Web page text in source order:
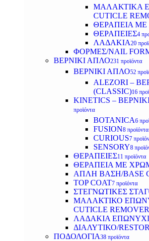
ΜΑΛΑΚΤΙΚΑ
CUTICLE
ΘΕΡΑΠΕΙΑ
ΘΕΡΑΠΕΙΕΣ4
ΛΑΔΑΚΙΑ20
ΦΟΡΜΕΣ/NAIL
ΒΕΡΝΙΚΙ ΑΠΛΟ231 προϊόντα
ΒΕΡΝΙΚΙ ΑΠΛΟ52
ALEZORI –
(CLASSIC)16
KINETICS –
προϊόντα
BOTANICA6
FUSION8 προϊόντα
CURIOUS7
SENSORY8
ΘΕΡΑΠΕΙΕΣ11 προϊόντα
ΘΕΡΑΠΕΙΑ ΜΕ
ΑΠΛΗ ΒΑΣΗ/BASE
TOP COAT7 προϊόντα
ΣΤΕΓΝΩΤΙΚΕΣ
ΜΑΛΑΚΤΙΚΟ
CUTICLE REMOVER
ΛΑΔΑΚΙΑ
ΔΙΑΛΥΤΙΚΟ/
ΠΟΔΟΛΟΓΙΑ38 προϊόντα